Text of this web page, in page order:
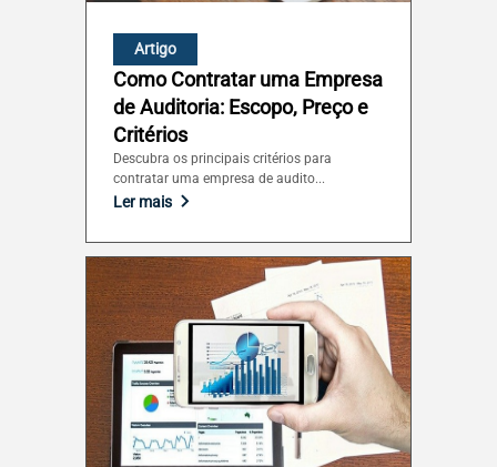
Sergipe (SE)
Tocantins (TO)
Artigo
Como Contratar uma Empresa
de Auditoria: Escopo, Preço e
Critérios
Descubra os principais critérios para
contratar uma empresa de audito...
Ler mais